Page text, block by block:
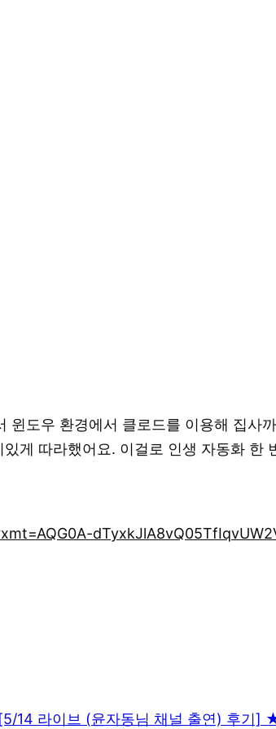
도우 환경에서 클로드를 이용해 집사
게 따라했어요. 이걸로 인생 자동화 한
[5/14 라이브 (윤자동님 채널 출연) 후